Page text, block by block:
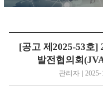
[공고 제2025-53호]
발전협의회
관리자 | 2025-